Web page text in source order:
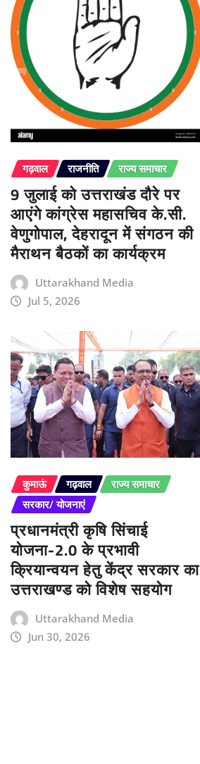
गढ़वाल राजनीति राज्य समाचार
9 जुलाई को उत्तराखंड दौरे पर
आएंगे कांग्रेस महासचिव के.सी.
वेणुगोपाल, देहरादून में संगठन की
मैराथन बैठकों का कार्यक्रम
Uttarakhand Media
Jul 5, 2026
कुमाऊं गढ़वाल
राज्य समाचार
सरकार/ योजनाएं
प्रधानमंत्री कृषि सिंचाई
योजना-2.0 के प्रभावी
क्रियान्वयन हेतु केंद्र सरकार का
उत्तराखण्ड को विशेष सहयोग
Uttarakhand Media
Jun 30, 2026